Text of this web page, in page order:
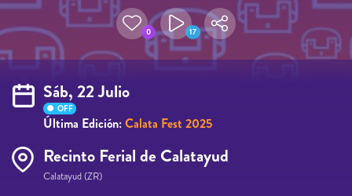
0 17
Sáb, 22 Julio
OFF
Última Edición:Calata Fest 2025
Recinto Ferial de Calatayud
Calatayud (ZR)